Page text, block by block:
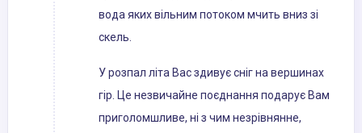
вода яких вільним потоком мчить вниз зі
скель.
У розпал літа Вас здивує сніг на вершинах
гір. Це незвичайне поєднання подарує Вам
приголомшливе, ні з чим незрівнянне,